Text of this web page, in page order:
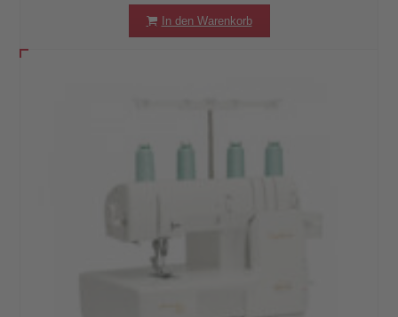
In den Warenkorb